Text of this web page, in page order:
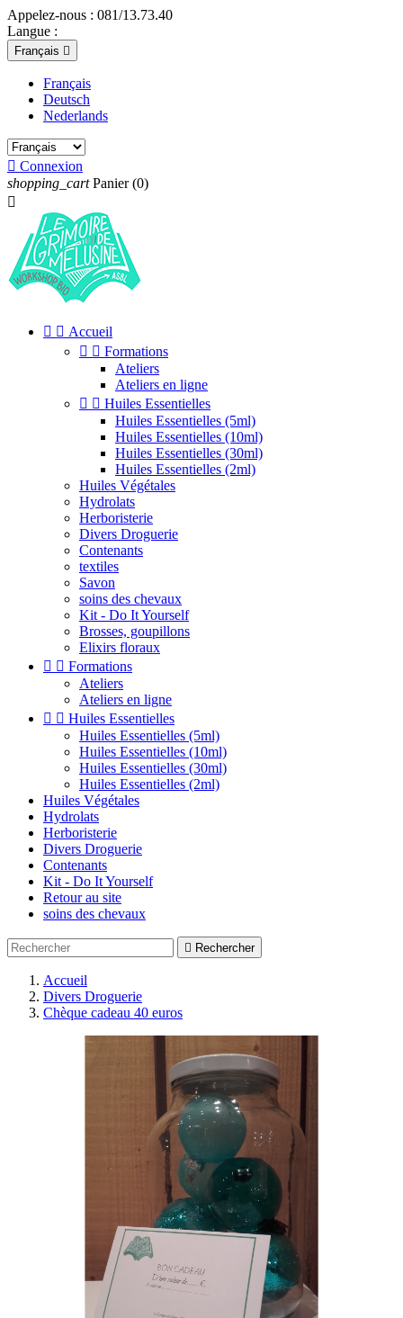
Appelez-nous : 081/13.73.40
Langue :
Français 
Français
Deutsch
Nederlands
 Connexion
shopping_cart Panier (0)

  Accueil
  Formations
Ateliers
Ateliers en ligne
  Huiles Essentielles
Huiles Essentielles (5ml)
Huiles Essentielles (10ml)
Huiles Essentielles (30ml)
Huiles Essentielles (2ml)
Huiles Végétales
Hydrolats
Herboristerie
Divers Droguerie
Contenants
textiles
Savon
soins des chevaux
Kit - Do It Yourself
Brosses, goupillons
Elixirs floraux
  Formations
Ateliers
Ateliers en ligne
  Huiles Essentielles
Huiles Essentielles (5ml)
Huiles Essentielles (10ml)
Huiles Essentielles (30ml)
Huiles Essentielles (2ml)
Huiles Végétales
Hydrolats
Herboristerie
Divers Droguerie
Contenants
Kit - Do It Yourself
Retour au site
soins des chevaux
 Rechercher
Accueil
Divers Droguerie
Chèque cadeau 40 euros